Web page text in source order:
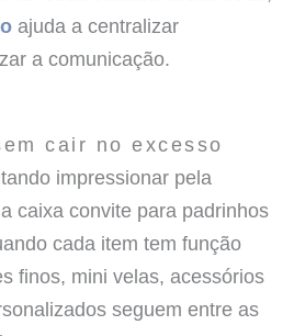
ajuda a centralizar
a comunicação.
cair no excesso
impressionar pela
caixa convite para padrinhos
cada item tem função
finos, mini velas, acessórios
seguem entre as